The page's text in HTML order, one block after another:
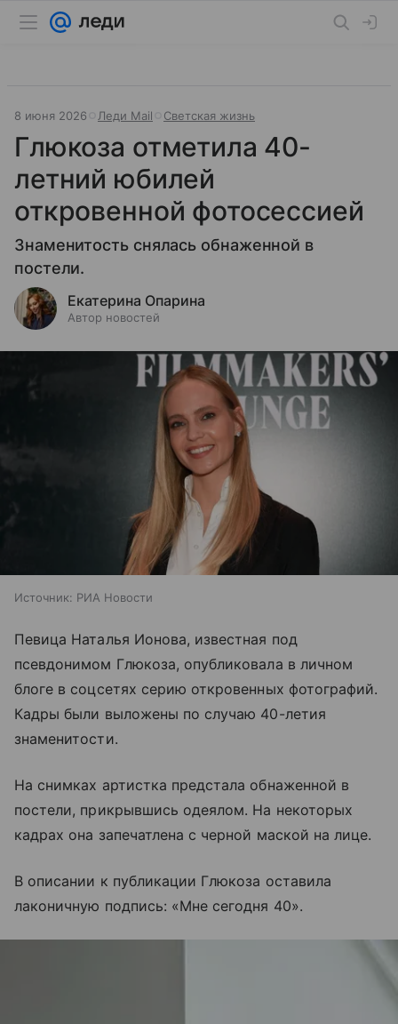
8 июня 2026 Леди Mail Светская жизнь
Глюкоза отметила 40-
летний юбилей
откровенной фотосессией
Знаменитость снялась обнаженной в
постели.
Екатерина Опарина
Автор новостей
Источник: РИА Новости
Певица Наталья Ионова, известная под
псевдонимом Глюкоза, опубликовала в личном
блоге в соцсетях серию откровенных фотографий.
Кадры были выложены по случаю 40-летия
знаменитости.
На снимках артистка предстала обнаженной в
постели, прикрывшись одеялом. На некоторых
кадрах она запечатлена с черной маской на лице.
В описании к публикации Глюкоза оставила
лаконичную подпись: «Мне сегодня 40».